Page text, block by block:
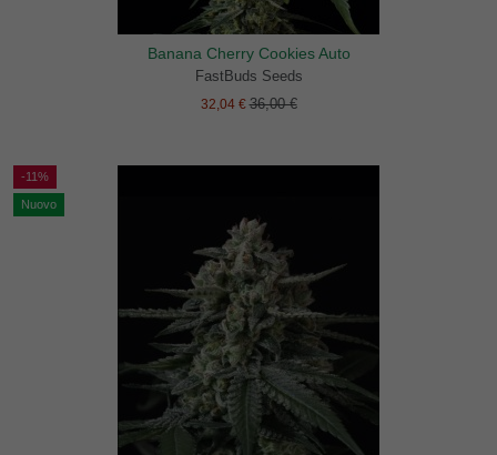
Banana Cherry Cookies Auto
FastBuds Seeds
32,04 €36,00 €
-11%
Nuovo